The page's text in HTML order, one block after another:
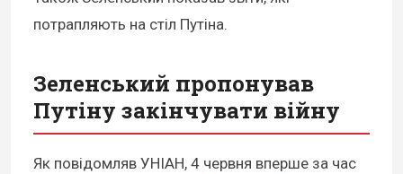
потрапляють на стіл Путіна.
Зеленський пропонував
Путіну закінчувати війну
Як повідомляв УНІАН, 4 червня вперше за час